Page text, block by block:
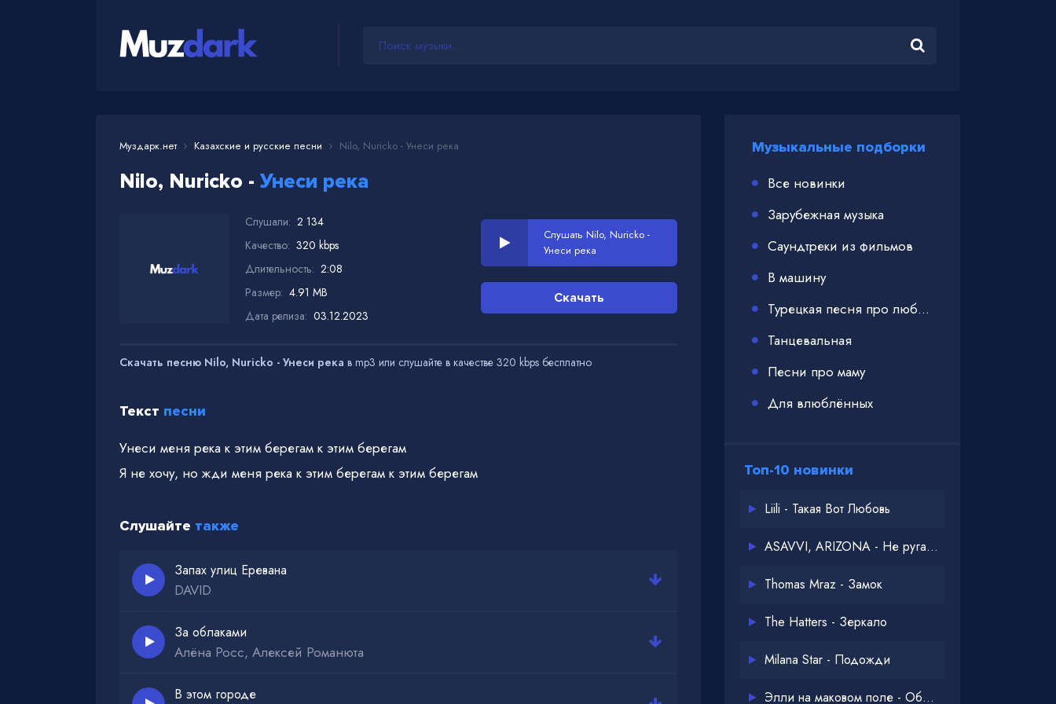
Муздарк.нет Казахские и русские песни Nilo, Nuricko - Унеси река
Nilo, Nuricko - Унеси река
Слушали: 2 134
Качество: 320 kbps
Длительность: 2:08
Размер: 4.91 MB
Дата релиза: 03.12.2023
Слушать Nilo, Nuricko -
Унеси река
Скачать
Скачать песню Nilo, Nuricko - Унеси река в mp3 или слушайте в качестве 320 kbps бесплатно
Текст песни
Унеси меня река к этим берегам к этим берегам
Я не хочу, но жди меня река к этим берегам к этим берегам
Слушайте также
Запах улиц Еревана
DAVID
За облаками
Алёна Росс, Алексей Романюта
В этом городе
Музыкальные подборки
Все новинки
Зарубежная музыка
Саундтреки из фильмов
В машину
Турецкая песня про любовь
Танцевальная
Песни про маму
Для влюблённых
Топ-10 новинки
Liili - Такая Вот Любовь
ASAVVI, ARIZONA - Не ругайся
Thomas Mraz - Замок
The Hatters - Зеркало
Milana Star - Подожди
Элли на маковом поле - Обнимай